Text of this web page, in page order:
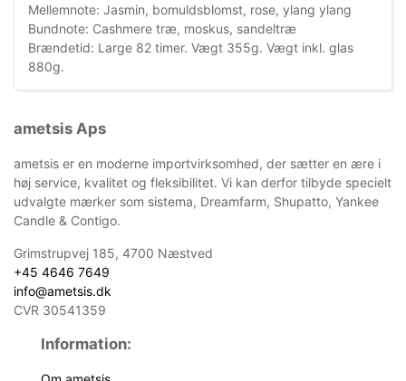
Mellemnote: Jasmin, bomuldsblomst, rose, ylang ylang
Bundnote: Cashmere træ, moskus, sandeltræ
Brændetid: Large 82 timer. Vægt 355g. Vægt inkl. glas
880g.
ametsis Aps
ametsis er en moderne importvirksomhed, der sætter en ære i
høj service, kvalitet og fleksibilitet. Vi kan derfor tilbyde specielt
udvalgte mærker som sistema, Dreamfarm, Shupatto, Yankee
Candle & Contigo.
Grimstrupvej 185, 4700 Næstved
+45 4646 7649
info@ametsis.dk
CVR 30541359
Information: